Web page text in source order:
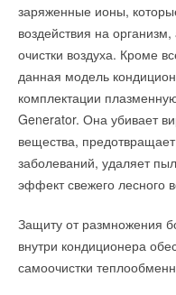
заряженные ионы,
воздействия на
очистки воздуха. Кроме
данная модель
комплектации
Generator. Она убивает
вещества,
заболеваний, удаляет
эффект свежего лесного
Защиту от размножения
внутри кондиционера
самоочистки
Читайте по теме:
→ Новинка: газовые
НОВОСТИ СОК 15
→
«ТД «МАРШАЛ»
НОВОСТИ СОК 25
→ Aqua-Therm Moscow
→
Трубопроводная
«них»
→ Шаровой кран:
→ Как выбрать
→ Материалы
ЖУРНАЛ СОК АВГУСТ
трубопроводной
НОВОСТИ СОК 13 ИЮЛЯ
→
Китай установил
эффективности для
НОВОСТИ СОК 7 ИЮЛЯ
→
Минэкономразвития
лидеров»
НОВОСТИ СОК 7 ИЮЛЯ
→
В России вступил в
многоквартирных
НОВОСТИ СОК 2 ИЮЛЯ
→ ФАС выявила сговор
→
НОВОСТИ СОК 29 ИЮНЯ
→
В Китае принят
сокращению
НОВОСТИ СОК 23 ИЮНЯ
→
Председатель
НОВОСТИ СОК 27
→ «Данфосс»